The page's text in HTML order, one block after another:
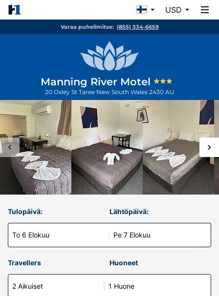
USD
Varaa puhelimitse: (855) 334-6659
Manning River Motel
20 Oxley St Taree New South Wales 2430 AU
Tulopäivä:
To 6 Elokuu
Lähtöpäivä:
Pe 7 Elokuu
Travellers Huoneet
2 Aikuiset 1 Huone